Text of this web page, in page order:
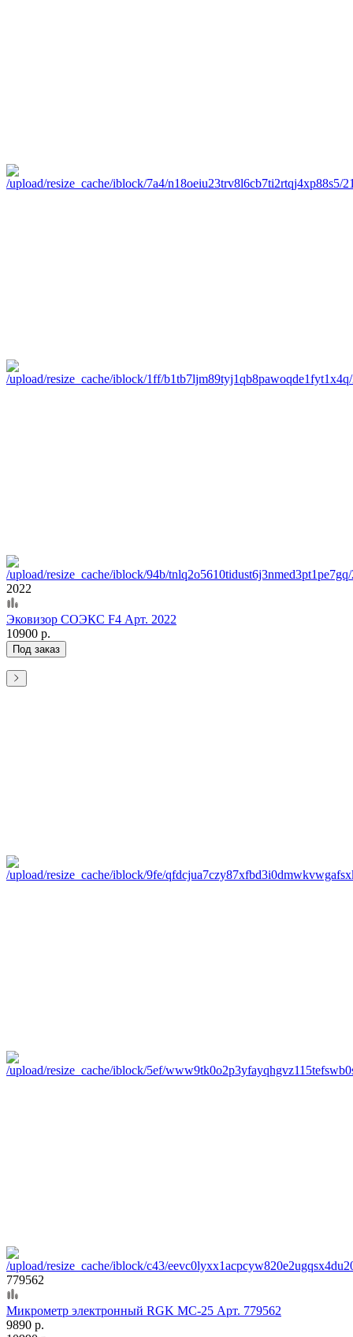
2022
Эковизор СОЭКС F4 Арт. 2022
10900 р.
Под заказ
779562
Микрометр электронный RGK MC-25 Арт. 779562
9890 р.